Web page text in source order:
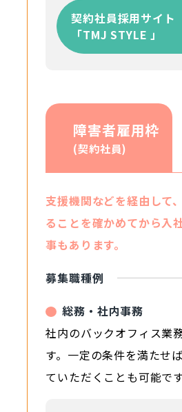
契約社員採用サイト
「TMJ STYLE 」
障害者雇用枠
(契約社員)
支援機関などを経由して
ることを確かめてから入
事もあります。
募集職種例
総務・社内事務
社内のバックオフィス業
す。一定の条件を満たせ
ていただくことも可能です